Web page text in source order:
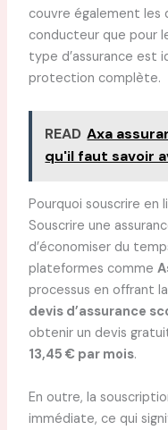
couvre également les
conducteur que pour
type d’assurance est
protection complète.
READ Axa
qu'il faut savoir
Pourquoi souscrire en
Souscrire une
d’économiser du
plateformes comme
processus en offrant
devis d’assurance
obtenir un devis
13,45 € par mois.
En outre, la
immédiate, ce qui